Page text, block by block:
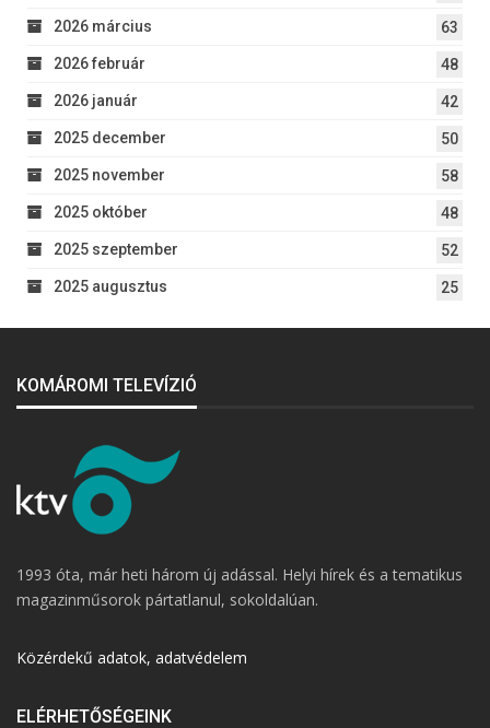
2026 március 63
2026 február 48
2026 január 42
2025 december 50
2025 november 58
2025 október 48
2025 szeptember 52
2025 augusztus 25
KOMÁROMI TELEVÍZIÓ
1993 óta, már heti három új adással. Helyi hírek és a tematikus
magazinműsorok pártatlanul, sokoldalúan.
Közérdekű adatok, adatvédelem
ELÉRHETŐSÉGEINK